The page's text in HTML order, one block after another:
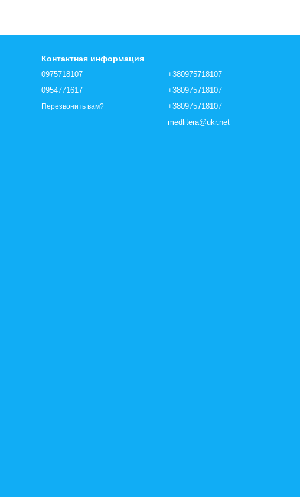
Контактная информация
0975718107
0954771617
Перезвонить вам?
+380975718107
+380975718107
+380975718107
medlitera@ukr.net